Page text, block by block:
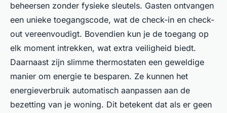
beheersen zonder fysieke sleutels. Gasten ontvangen
een unieke toegangscode, wat de check-in en check-
out vereenvoudigt. Bovendien kun je de toegang op
elk moment intrekken, wat extra veiligheid biedt.
Daarnaast zijn slimme thermostaten een geweldige
manier om energie te besparen. Ze kunnen het
energieverbruik automatisch aanpassen aan de
bezetting van je woning. Dit betekent dat als er geen